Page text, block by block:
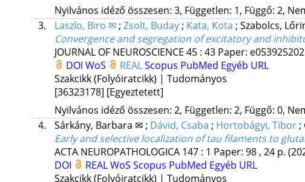
Nyilvános idéző összesen: 3, Független: 1, Függő: 2,
3.
Laszlo, Biro ✉ ; Zsolt, Buday ; Kata, Kota ; Szabolcs,
Convergence and segregation of excitatory and
JOURNAL OF NEUROSCIENCE 45: 43 Paper:
DOI WoS REALScopus PubMed Egyéb URL
Szakcikk (Folyóiratcikk) | Tudományos
[36323178] [Egyeztetett]
Nyilvános idéző összesen: 2, Független: 2, Függő: 0,
4.
Sárkány, Barbara ✉ ; Dávid, Csaba ; Hortobágyi, Tibor ;
Early and selective localization of tau filaments to
ACTA NEUROPATHOLOGICA 147: 1 Paper: 98 , 24 p.
DOI
REALWoS Scopus PubMed Egyéb URL
Szakcikk (Folyóiratcikk) | Tudományos